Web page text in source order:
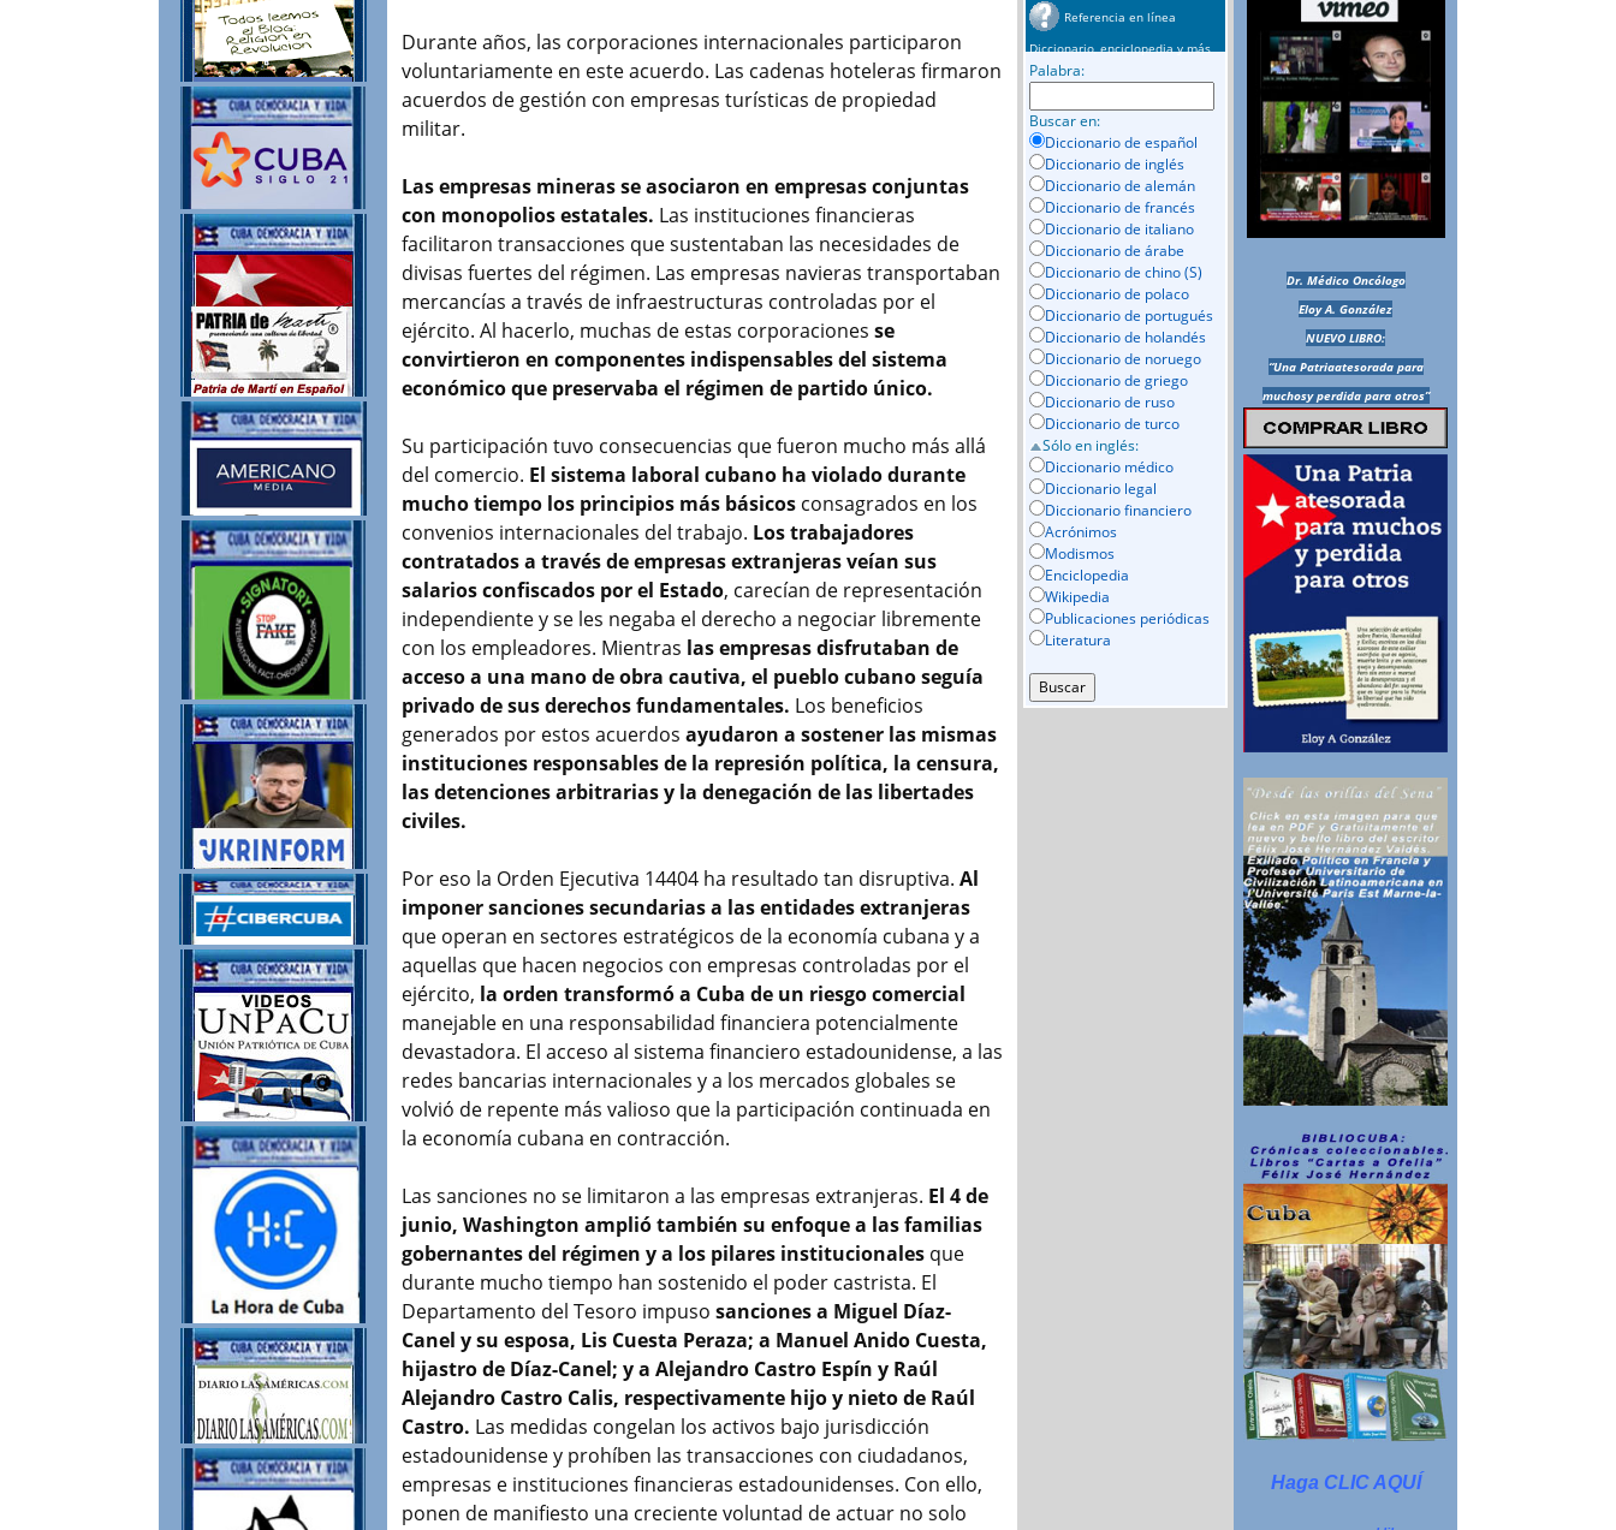
Durante años, las corporaciones internacionales participaron
voluntariamente en este acuerdo. Las cadenas hoteleras firmaron
acuerdos de gestión con empresas turísticas de propiedad
militar.
Las empresas mineras se asociaron en empresas conjuntas
con monopolios estatales. Las instituciones financieras
facilitaron transacciones que sustentaban las necesidades de
divisas fuertes del régimen. Las empresas navieras transportaban
mercancías a través de infraestructuras controladas por el
ejército. Al hacerlo, muchas de estas corporaciones se
convirtieron en componentes indispensables del sistema
económico que preservaba el régimen de partido único.
Su participación tuvo consecuencias que fueron mucho más allá
del comercio. El sistema laboral cubano ha violado durante
mucho tiempo los principios más básicos consagrados en los
convenios internacionales del trabajo. Los trabajadores
contratados a través de empresas extranjeras veían sus
salarios confiscados por el Estado, carecían de representación
independiente y se les negaba el derecho a negociar libremente
con los empleadores. Mientras las empresas disfrutaban de
acceso a una mano de obra cautiva, el pueblo cubano seguía
privado de sus derechos fundamentales. Los beneficios
generados por estos acuerdos ayudaron a sostener las mismas
instituciones responsables de la represión política, la censura,
las detenciones arbitrarias y la denegación de las libertades
civiles.
Por eso la Orden Ejecutiva 14404 ha resultado tan disruptiva. Al
imponer sanciones secundarias a las entidades extranjeras
que operan en sectores estratégicos de la economía cubana y a
aquellas que hacen negocios con empresas controladas por el
ejército, la orden transformó a Cuba de un riesgo comercial
manejable en una responsabilidad financiera potencialmente
devastadora. El acceso al sistema financiero estadounidense, a las
redes bancarias internacionales y a los mercados globales se
volvió de repente más valioso que la participación continuada en
la economía cubana en contracción.
Las sanciones no se limitaron a las empresas extranjeras. El 4 de
junio, Washington amplió también su enfoque a las familias
gobernantes del régimen y a los pilares institucionales que
durante mucho tiempo han sostenido el poder castrista. El
Departamento del Tesoro impuso sanciones a Miguel Díaz-
Canel y su esposa, Lis Cuesta Peraza; a Manuel Anido Cuesta,
hijastro de Díaz-Canel; y a Alejandro Castro Espín y Raúl
Alejandro Castro Calis, respectivamente hijo y nieto de Raúl
Castro. Las medidas congelan los activos bajo jurisdicción
estadounidense y prohíben las transacciones con ciudadanos,
empresas e instituciones financieras estadounidenses. Con ello,
ponen de manifiesto una creciente voluntad de actuar no solo
Referencia en línea
Diccionario, enciclopedia y más
Palabra:
Buscar en:
Diccionario de español
Diccionario de inglés
Diccionario de alemán
Diccionario de francés
Diccionario de italiano
Diccionario de árabe
Diccionario de chino (S)
Diccionario de polaco
Diccionario de portugués
Diccionario de holandés
Diccionario de noruego
Diccionario de griego
Diccionario de ruso
Diccionario de turco
Sólo en inglés:
Diccionario médico
Diccionario legal
Diccionario financiero
Acrónimos
Modismos
Enciclopedia
Wikipedia
Publicaciones periódicas
Literatura
Dr. Médico Oncólogo
Eloy A. González
NUEVO LIBRO:
“Una Patriaatesorada para
muchosy perdida para otros”
Haga CLIC AQUÍ